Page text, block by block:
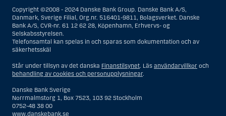
agenturer som tillhör en person med hemvist i USA som bedriver
verksamhet av berättigade affärsskäl och anlitas och regleras som ett
försäkringsbolag eller bank, eller en filial till en utländsk enhet som är
belägen i USA, eller en stiftelse vars förvaltare är en US Person, om inte
en s.k. non-US Person, dvs. en person som saknar hemvist i USA, har
eller delar rätten till investeringsbeslut, eller ett dödsbo för vilket en
om inte dödsboet styrs av utländsk lag och en non-US Person har eller
delar rätten till investeringsbeslut, eller ett konto som inte är kopplat till
hemvist i USA eller ett konto kopplat till diskretionär förvaltning och som
innehas av en amerikansk mäklare eller förvaltare, om inte detta
innehas till förmån för en person utan hemvist i USA, eller enheter som
Copyright ©2008 - 2024 Danske Bank Group. Danske Bank A/S,
Danmark, Sverige Filial, Org.nr. 516401-9811, Bolagsverket. Danske
Bank A/S, CVR-nr. 61 12 62 28, Köpenhamn, Erhvervs- og
Selskabsstyrelsen.
Telefonsamtal kan spelas in och sparas som dokumentation och av
säkerhetsskäl
Står under tillsyn av det danska Finanstilsynet. Läs användarvillkor och
behandling av cookies och personupplysningar.
Danske Bank Sverige
Norrmalmstorg 1, Box 7523, 103 92 Stockholm
0752-48 38 00
www.danskebank.se